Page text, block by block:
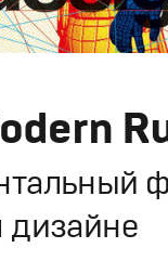
дизайне